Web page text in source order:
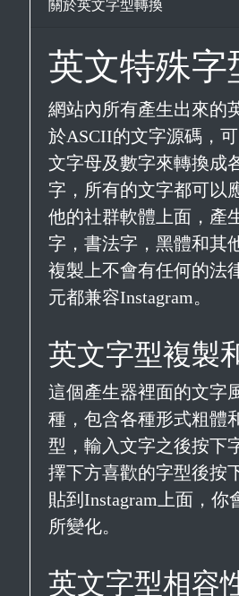
關於英文字型轉換
英文特殊字
網站內所有產生出來的
於ASCII的文字源碼，
文字母及數字來轉換成
字，所有的文字都可以
他的社群軟體上面，產
字，書法字，黑體和其
複製上不會有任何的法
元都兼容Instagram。
英文字型複製
這個產生器裡面的文字
種，包含各種形式粗體
型，輸入文字之後按下
擇下方喜歡的字型後按
貼到Instagram上面，你
所變化。
英文字型相容